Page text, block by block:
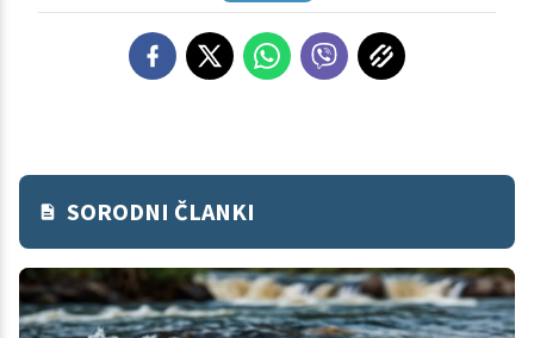
SORODNI ČLANKI